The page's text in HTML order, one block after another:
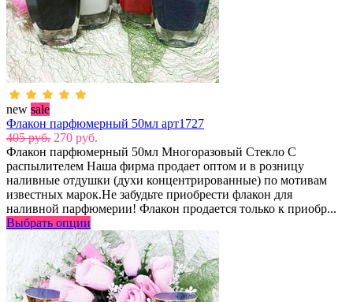
new sale
Флакон парфюмерный 50мл арт1727
405 руб. 270 руб.
Флакон парфюмерный 50мл Многоразовый Стекло С
распылителем Наша фирма продает оптом и в розницу
наливные отдушки (духи концентрированные) по мотивам
известных марок.Не забудьте приобрести флакон для
наливной парфюмерии! Флакон продается только к приобр...
Выбрать опции